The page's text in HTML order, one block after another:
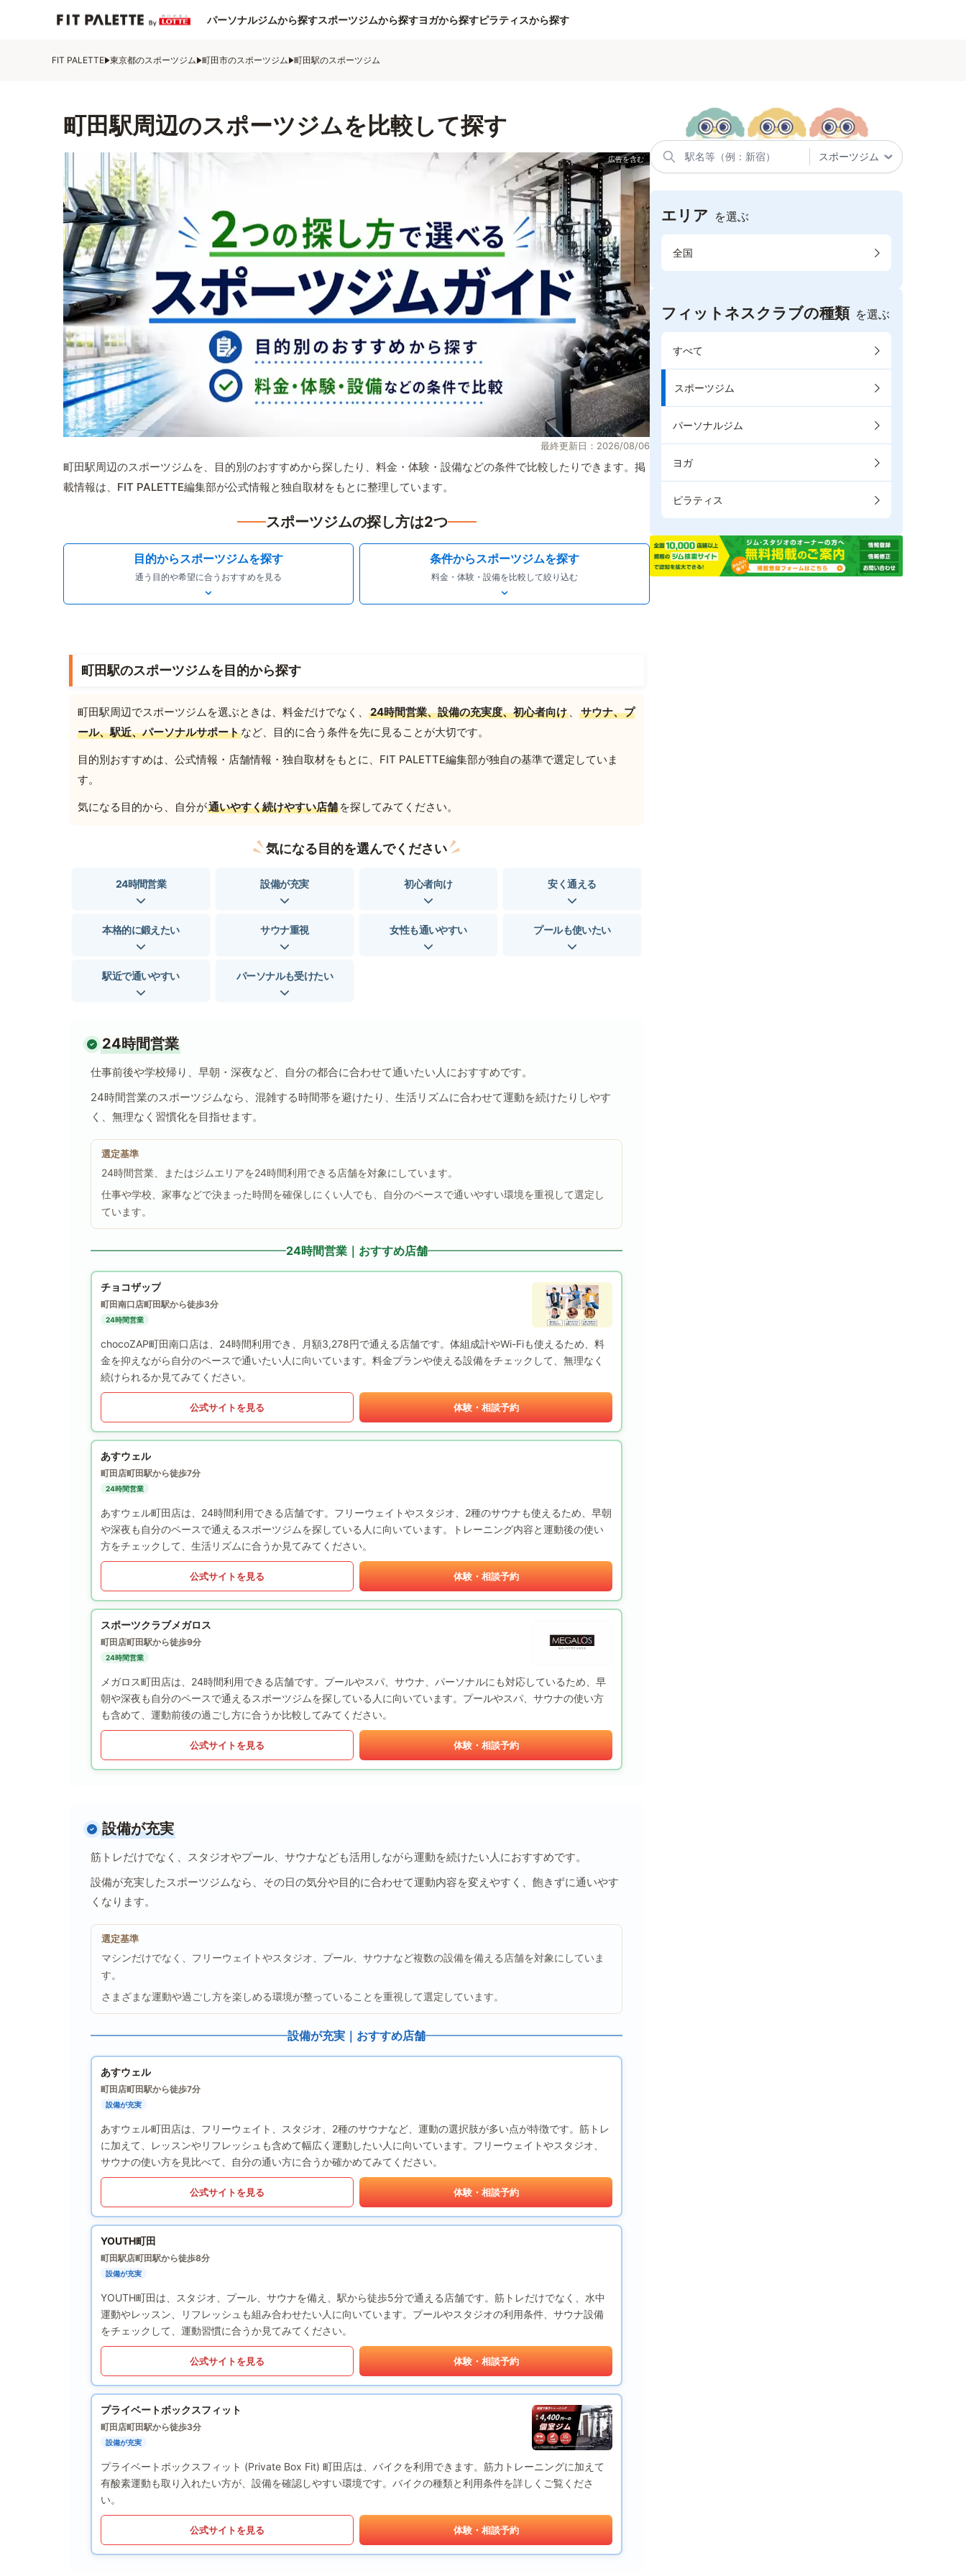
パーソナルジムから探すスポーツジムから探すヨガから探すピラティスから探す
FIT PALETTE 東京都のスポーツジム 町田市のスポーツジム 町田駅のスポーツジム
町田駅周辺のスポーツジムを比較して探す
最終更新日：2026/08/06
町田駅周辺のスポーツジムを、目的別のおすすめから探したり、料金・体験・設備などの条件で比較したりできます。掲
載情報は、FIT PALETTE編集部が公式情報と独自取材をもとに整理しています。
スポーツジムの探し方は2つ
目的からスポーツジムを探す
通う目的や希望に合うおすすめを見る
条件からスポーツジムを探す
料金・体験・設備を比較して絞り込む
町田駅のスポーツジムを目的から探す
町田駅周辺でスポーツジムを選ぶときは、料金だけでなく、 24時間営業、設備の充実度、初心者向け 、
サウナ、プ
ール、駅近、パーソナルサポートなど、目的に合う条件を先に見ることが大切です。
目的別おすすめは、公式情報・店舗情報・独自取材をもとに、FIT PALETTE編集部が独自の基準で選定していま
す。
気になる目的から、自分が通いやすく続けやすい店舗 を探してみてください。
気になる目的を選んでください
24時間営業 設備が充実 初心者向け 安く通える
本格的に鍛えたい サウナ重視 女性も通いやすい プールも使いたい
駅近で通いやすい パーソナルも受けたい
24時間営業
仕事前後や学校帰り、早朝・深夜など、自分の都合に合わせて通いたい人におすすめです。
24時間営業のスポーツジムなら、混雑する時間帯を避けたり、生活リズムに合わせて運動を続けたりしやす
く、無理なく習慣化を目指せます。
選定基準
24時間営業、またはジムエリアを24時間利用できる店舗を対象にしています。
仕事や学校、家事などで決まった時間を確保しにくい人でも、自分のペースで通いやすい環境を重視して選定し
ています。
24時間営業｜おすすめ店舗
チョコザップ
町田南口店町田駅から徒歩3分
24時間営業
chocoZAP町田南口店は、24時間利用でき、月額3,278円で通える店舗です。体組成計やWi-Fiも使えるため、料
金を抑えながら自分のペースで通いたい人に向いています。料金プランや使える設備をチェックして、無理なく
続けられるか見てみてください。
公式サイトを見る 体験・相談予約
あすウェル
町田店町田駅から徒歩7分
24時間営業
あすウェル町田店は、24時間利用できる店舗です。フリーウェイトやスタジオ、2種のサウナも使えるため、早朝
や深夜も自分のペースで通えるスポーツジムを探している人に向いています。トレーニング内容と運動後の使い
方をチェックして、生活リズムに合うか見てみてください。
公式サイトを見る 体験・相談予約
スポーツクラブメガロス
町田店町田駅から徒歩9分
24時間営業
メガロス町田店は、24時間利用できる店舗です。プールやスパ、サウナ、パーソナルにも対応しているため、早
朝や深夜も自分のペースで通えるスポーツジムを探している人に向いています。プールやスパ、サウナの使い方
も含めて、運動前後の過ごし方に合うか比較してみてください。
公式サイトを見る 体験・相談予約
設備が充実
筋トレだけでなく、スタジオやプール、サウナなども活用しながら運動を続けたい人におすすめです。
設備が充実したスポーツジムなら、その日の気分や目的に合わせて運動内容を変えやすく、飽きずに通いやす
くなります。
選定基準
マシンだけでなく、フリーウェイトやスタジオ、プール、サウナなど複数の設備を備える店舗を対象にしていま
す。
さまざまな運動や過ごし方を楽しめる環境が整っていることを重視して選定しています。
設備が充実｜おすすめ店舗
あすウェル
町田店町田駅から徒歩7分
設備が充実
あすウェル町田店は、フリーウェイト、スタジオ、2種のサウナなど、運動の選択肢が多い点が特徴です。筋トレ
に加えて、レッスンやリフレッシュも含めて幅広く運動したい人に向いています。フリーウェイトやスタジオ、
サウナの使い方を見比べて、自分の通い方に合うか確かめてみてください。
公式サイトを見る 体験・相談予約
YOUTH町田
町田駅店町田駅から徒歩8分
設備が充実
YOUTH町田は、スタジオ、プール、サウナを備え、駅から徒歩5分で通える店舗です。筋トレだけでなく、水中
運動やレッスン、リフレッシュも組み合わせたい人に向いています。プールやスタジオの利用条件、サウナ設備
をチェックして、運動習慣に合うか見てみてください。
公式サイトを見る 体験・相談予約
プライベートボックスフィット
町田店町田駅から徒歩3分
設備が充実
プライベートボックスフィット (Private Box Fit) 町田店は、バイクを利用できます。筋力トレーニングに加えて
有酸素運動も取り入れたい方が、設備を確認しやすい環境です。バイクの種類と利用条件を詳しくご覧くださ
い。
公式サイトを見る 体験・相談予約
エリア を選ぶ
全国
フィットネスクラブの種類 を選ぶ
すべて
スポーツジム
パーソナルジム
ヨガ
ピラティス